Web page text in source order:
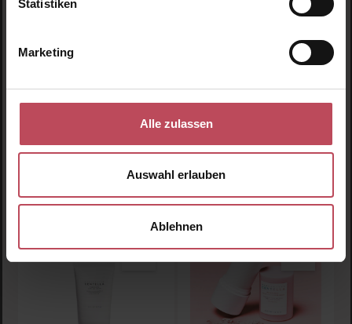
Statistiken
Marketing
Alle zulassen
Auswahl erlauben
Ablehnen
Poremizing Deep
Regulärer Preis:
12,05 CHF
Produkt Anzahl: Gib den gewünschten Wert ein
Poremizing Fresh
Gesichtsserum
(26,30 CHF / 100 ml)
Regulärer Preis:
13,15 CHF
Produkt Anzahl: Gib den